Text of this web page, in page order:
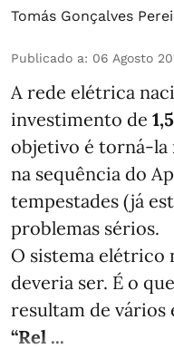
Tomás Gonçalves
Publicado a: 06 Agosto
A rede elétrica
investimento de
objetivo é torná-la
na sequência do
tempestades (já
problemas sérios.
O sistema elétrico
deveria ser. É o
resultam de vários
“Rel ...